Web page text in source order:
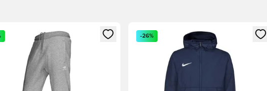
medlem
en Modal til at logge ind eller tilmelde dig som medlemÅbner en Modal til at logge ind eller
-26%